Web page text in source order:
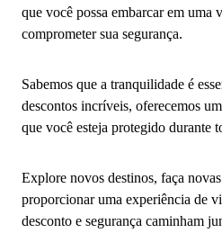
que você possa embarcar em uma
comprometer sua segurança.
Sabemos que a tranquilidade é
descontos incríveis, oferecemos
que você esteja protegido durante
Explore novos destinos, faça
proporcionar uma experiência de
desconto e segurança caminham